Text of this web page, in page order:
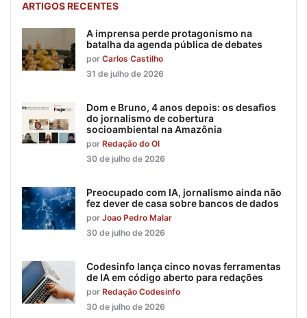
ARTIGOS RECENTES
A imprensa perde protagonismo na
batalha da agenda pública de debates
por Carlos Castilho
31 de julho de 2026
Dom e Bruno, 4 anos depois: os desafios
do jornalismo de cobertura
socioambiental na Amazônia
por Redação do OI
30 de julho de 2026
Preocupado com IA, jornalismo ainda não
fez dever de casa sobre bancos de dados
por Joao Pedro Malar
30 de julho de 2026
Codesinfo lança cinco novas ferramentas
de IA em código aberto para redações
por Redação Codesinfo
30 de julho de 2026